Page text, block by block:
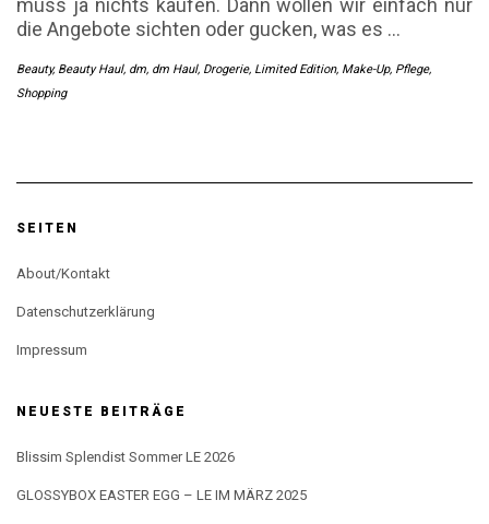
die Angebote sichten oder gucken, was es …
Beauty, Beauty Haul, dm, dm Haul, Drogerie, Limited Edition, Make-Up, Pflege,
Shopping
SEITEN
About/Kontakt
Datenschutzerklärung
Impressum
NEUESTE BEITRÄGE
Blissim Splendist Sommer LE 2026
GLOSSYBOX EASTER EGG – LE IM MÄRZ 2025